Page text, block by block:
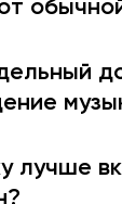
лучше